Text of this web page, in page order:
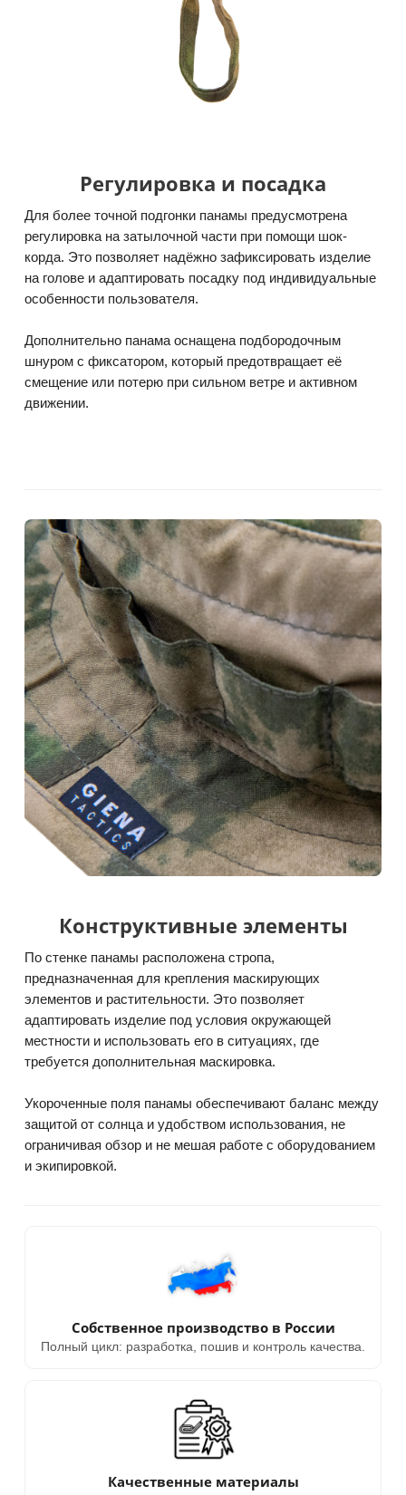
Регулировка и посадка
Для более точной подгонки панамы предусмотрена
регулировка на затылочной части при помощи шок-
корда. Это позволяет надёжно зафиксировать изделие
на голове и адаптировать посадку под индивидуальные
особенности пользователя.
Дополнительно панама оснащена подбородочным
шнуром с фиксатором, который предотвращает её
смещение или потерю при сильном ветре и активном
движении.
Конструктивные элементы
По стенке панамы расположена стропа,
предназначенная для крепления маскирующих
элементов и растительности. Это позволяет
адаптировать изделие под условия окружающей
местности и использовать его в ситуациях, где
требуется дополнительная маскировка.
Укороченные поля панамы обеспечивают баланс между
защитой от солнца и удобством использования, не
ограничивая обзор и не мешая работе с оборудованием
и экипировкой.
Собственное производство в России
Полный цикл: разработка, пошив и контроль качества.
Качественные материалы